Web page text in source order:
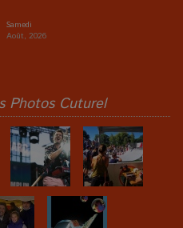
Samedi
Août, 2026
Photos Cuturel